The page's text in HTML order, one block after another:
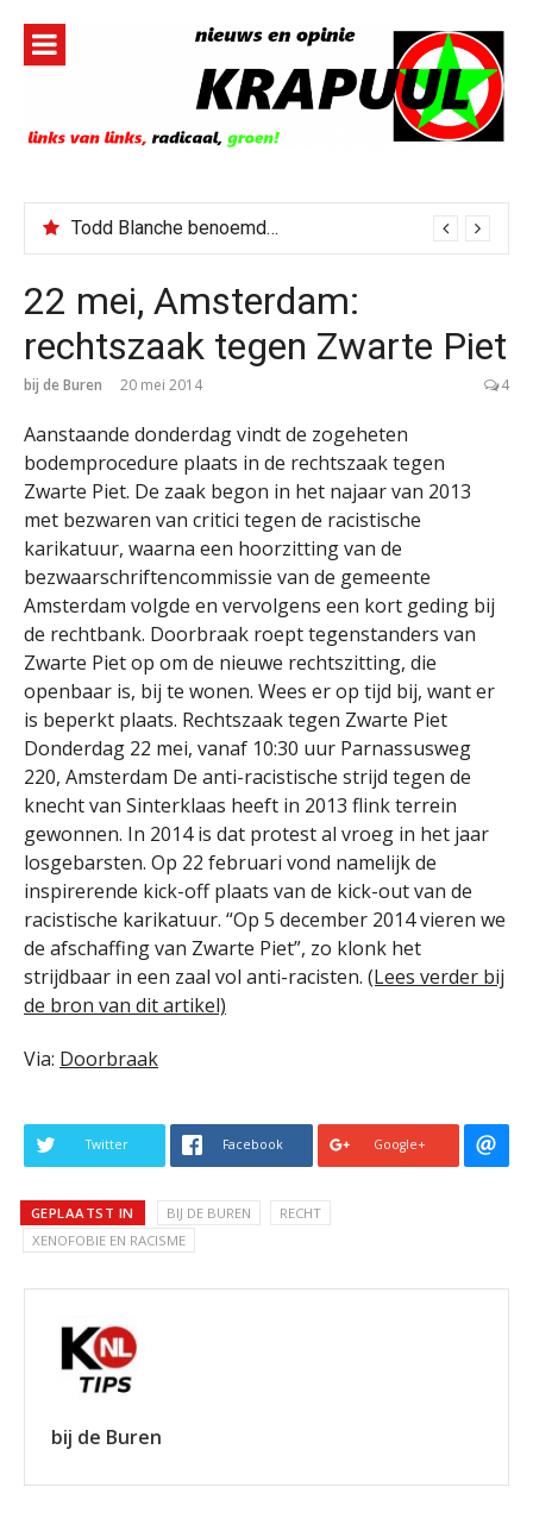
inhoud
Todd Blanche benoemd tot Attorney General
22 mei, Amsterdam:
rechtszaak tegen Zwarte Piet
bij de Buren 20 mei 2014 4
Aanstaande donderdag vindt de zogeheten
bodemprocedure plaats in de rechtszaak tegen
Zwarte Piet. De zaak begon in het najaar van 2013
met bezwaren van critici tegen de racistische
karikatuur, waarna een hoorzitting van de
bezwaarschriftencommissie van de gemeente
Amsterdam volgde en vervolgens een kort geding bij
de rechtbank. Doorbraak roept tegenstanders van
Zwarte Piet op om de nieuwe rechtszitting, die
openbaar is, bij te wonen. Wees er op tijd bij, want er
is beperkt plaats. Rechtszaak tegen Zwarte Piet
Donderdag 22 mei, vanaf 10:30 uur Parnassusweg
220, Amsterdam De anti-racistische strijd tegen de
knecht van Sinterklaas heeft in 2013 flink terrein
gewonnen. In 2014 is dat protest al vroeg in het jaar
losgebarsten. Op 22 februari vond namelijk de
inspirerende kick-off plaats van de kick-out van de
racistische karikatuur. “Op 5 december 2014 vieren we
de afschaffing van Zwarte Piet”, zo klonk het
strijdbaar in een zaal vol anti-racisten. (Lees verder bij
de bron van dit artikel)
Via: Doorbraak
Twitter Facebook Google+
GEPLAATST IN BIJ DE BUREN
RECHT
XENOFOBIE EN RACISME
bij de Buren